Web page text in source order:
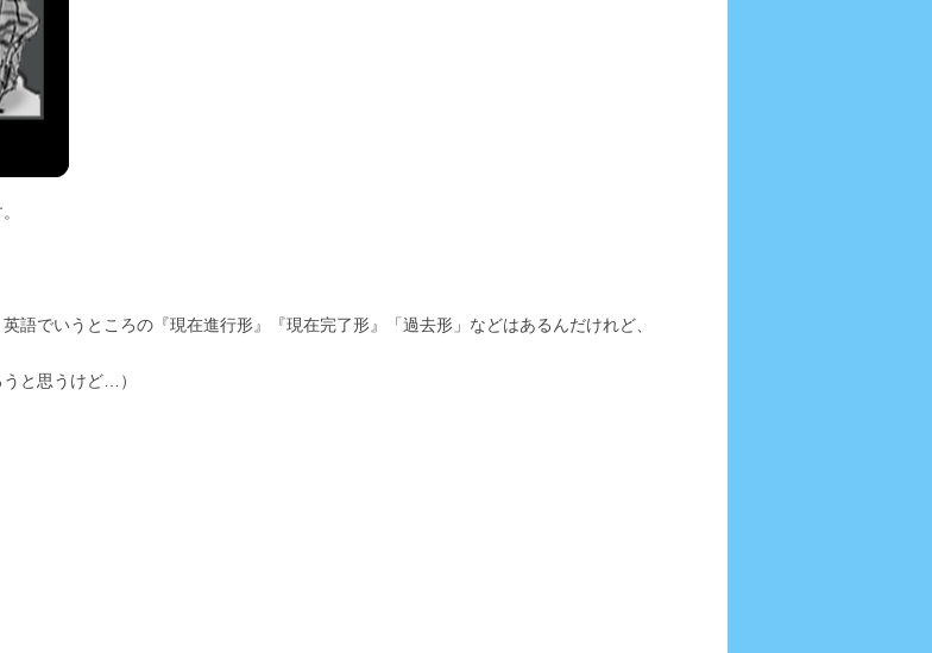
語でいうところの『現在進行形』『現在完了形』「過去形」などはあるんだけれど、
と思うけど…）